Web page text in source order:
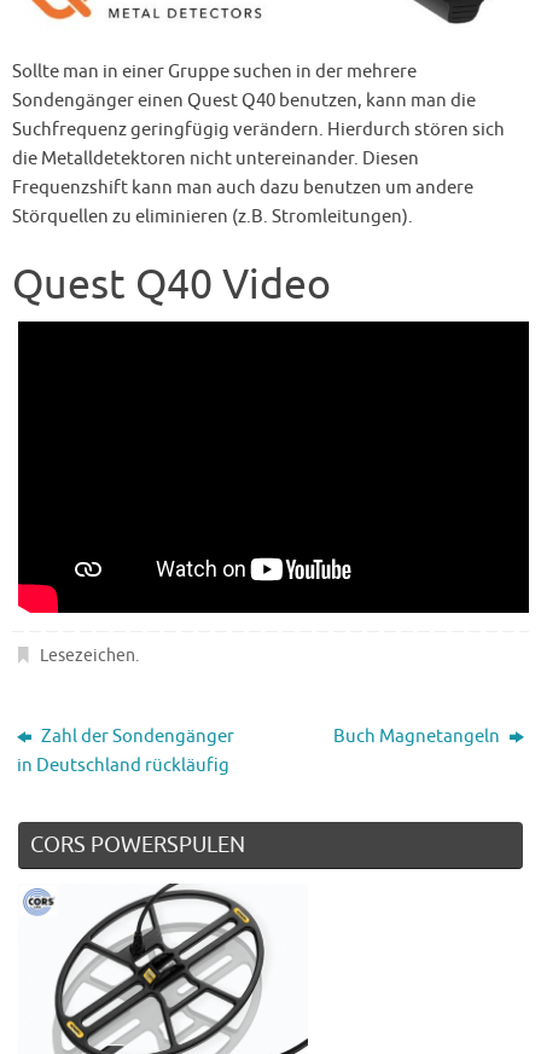
Sollte man in einer Gruppe suchen in der mehrere
Sondengänger einen Quest Q40 benutzen, kann man die
Suchfrequenz geringfügig verändern. Hierdurch stören sich
die Metalldetektoren nicht untereinander. Diesen
Frequenzshift kann man auch dazu benutzen um andere
Störquellen zu eliminieren (z.B. Stromleitungen).
Quest Q40 Video
Lesezeichen.
Zahl der Sondengänger
in Deutschland rückläufig
Buch Magnetangeln
CORS POWERSPULEN